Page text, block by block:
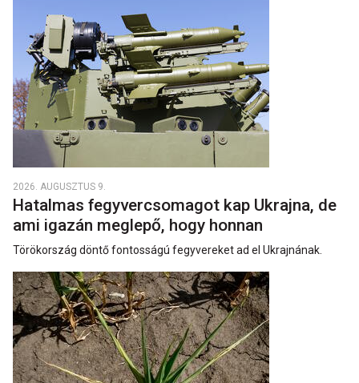
2026. AUGUSZTUS 9.
Hatalmas fegyvercsomagot kap Ukrajna, de
ami igazán meglepő, hogy honnan
Törökország döntő fontosságú fegyvereket ad el Ukrajnának.